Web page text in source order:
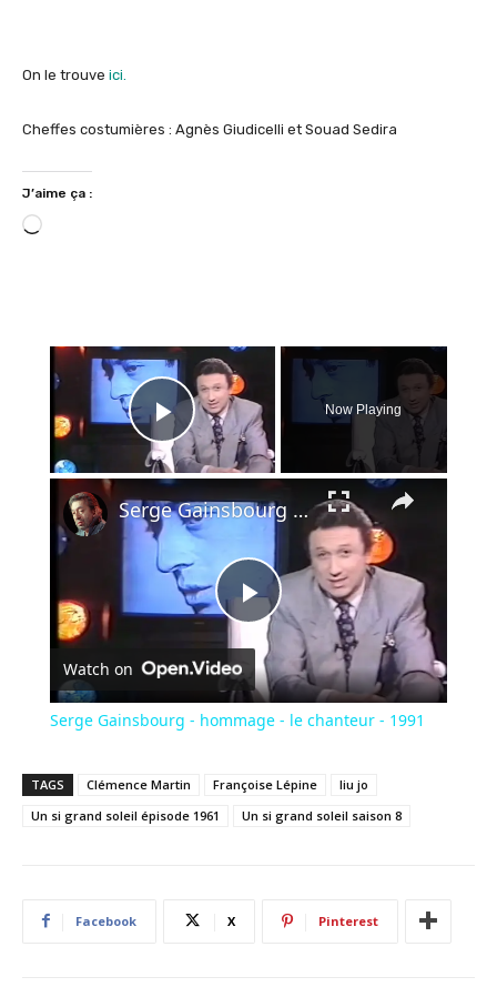
On le trouve ici.
Cheffes costumières : Agnès Giudicelli et Souad Sedira
J’aime ça :
C
…
Play Video
Now Playing
Play
Video
Serge Gainsbourg - hommage - le chanteur - 1991
Watch on
Serge Gainsbourg - hommage - le chanteur - 1991
TAGS Clémence Martin Françoise Lépine
liu jo
Un si grand soleil épisode 1961
Un si grand soleil saison 8
Facebook X Pinterest